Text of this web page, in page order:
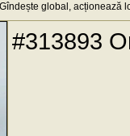
global, acționează
#313893